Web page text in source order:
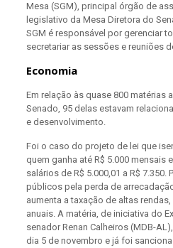
Mesa (SGM), principal órgão de
legislativo da Mesa Diretora do
SGM é responsável por gerenciar
secretariar as sessões e reuniões
Economia
Em relação às quase 800 matérias
Senado, 95 delas estavam
e desenvolvimento.
Foi o caso do projeto de lei que
quem ganha até R$ 5.000 mensais
salários de R$ 5.000,01 a R$
públicos pela perda de
aumenta a taxação de altas rendas,
anuais. A matéria, de iniciativa do
senador Renan Calheiros (MDB-
dia 5 de novembro e já foi